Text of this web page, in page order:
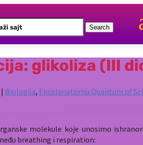
glikoliza (III
| Biologija, Eksplanatorno Quantum of
molekule koje unosimo
breathing i respiration: